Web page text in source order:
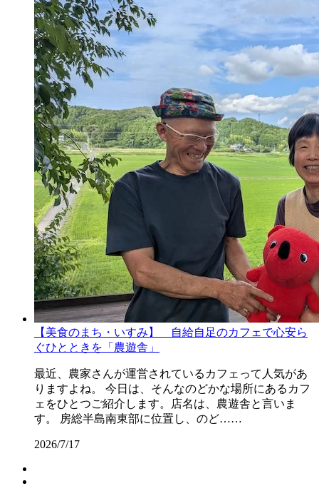
【美食のまち・いすみ】 自給自足のカフェで心安ら
ぐひとときを「農遊舎」
最近、農家さんが運営されているカフェって人気があ
りますよね。 今日は、そんなのどかな場所にあるカフ
ェをひとつご紹介します。店名は、農遊舎と言いま
す。 房総半島南東部に位置し、のど……
2026/7/17